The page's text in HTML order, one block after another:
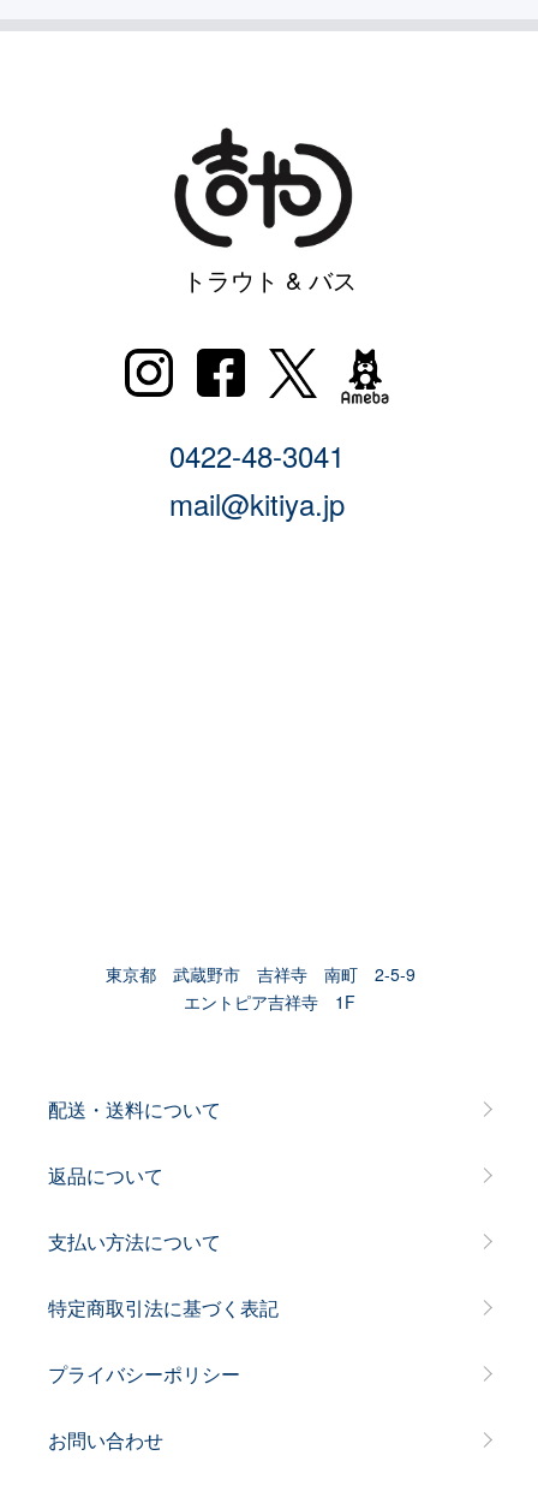
トラウト & バス
0422-48-3041
mail@kitiya.jp
東京都 武蔵野市 吉祥寺 南町 2-5-9
エントピア吉祥寺 1F
配送・送料について
返品について
支払い方法について
特定商取引法に基づく表記
プライバシーポリシー
お問い合わせ